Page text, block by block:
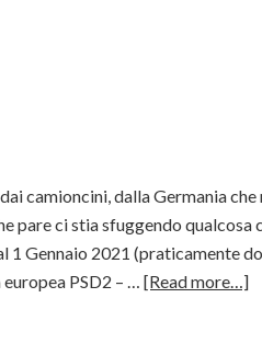
camioncini, dalla Germania che
pare ci stia sfuggendo qualcosa
Gennaio 2021 (praticamente
PSD2 – … [Read more…]